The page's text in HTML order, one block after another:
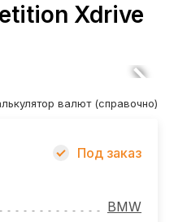
Xdrive
валют (справочно)
Под заказ
BMW